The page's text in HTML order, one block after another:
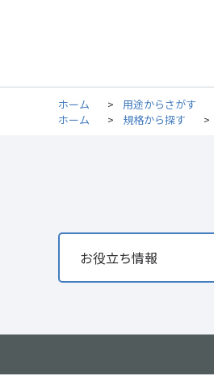
ホーム > 用途からさがす
ホーム
> 規格から探す >
お役立ち情報